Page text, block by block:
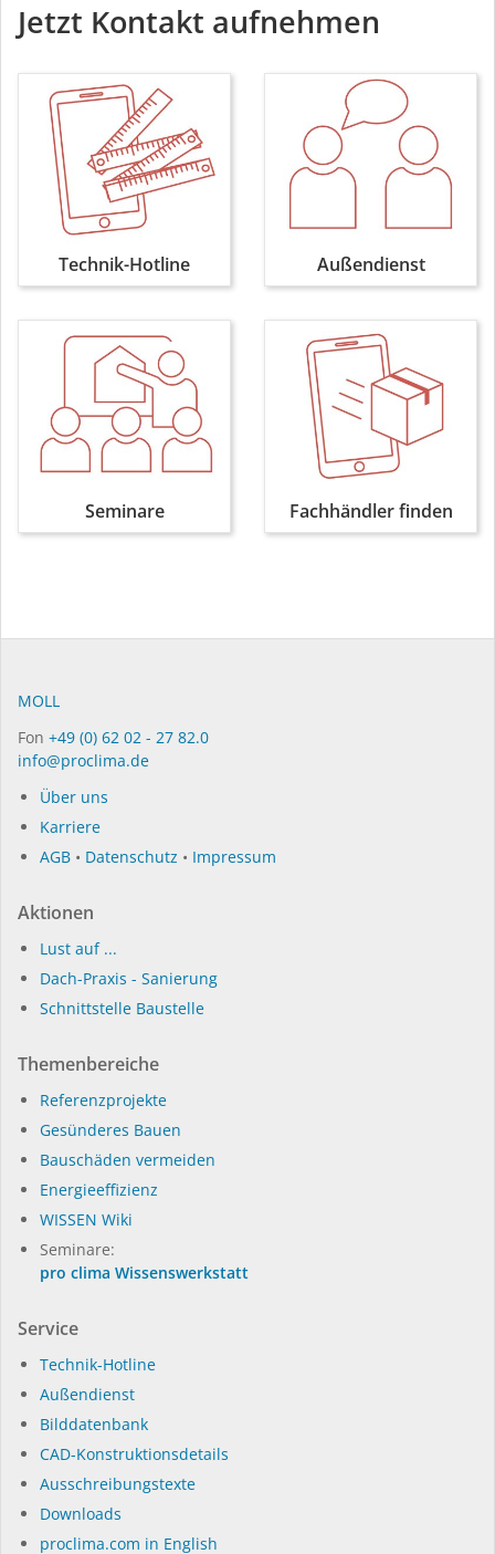
Jetzt Kontakt aufnehmen
Technik-Hotline Außendienst
Seminare Fachhändler finden
MOLL
Fon +49 (0) 62 02 - 27 82.0
info@proclima.de
Über uns
Karriere
AGB • Datenschutz • Impressum
Aktionen
Lust auf ...
Dach-Praxis - Sanierung
Schnittstelle Baustelle
Themenbereiche
Referenzprojekte
Gesünderes Bauen
Bauschäden vermeiden
Energieeffizienz
WISSEN Wiki
Seminare:
pro clima Wissenswerkstatt
Service
Technik-Hotline
Außendienst
Bilddatenbank
CAD-Konstruktionsdetails
Ausschreibungstexte
Downloads
proclima.com in English